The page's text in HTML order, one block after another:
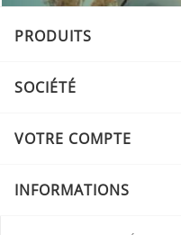
PRODUITS
SOCIÉTÉ
VOTRE COMPTE
INFORMATIONS